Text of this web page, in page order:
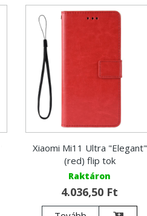
Xiaomi Mi11 Ultra "Elegant"
(red) flip tok
Raktáron
4.036,50 Ft